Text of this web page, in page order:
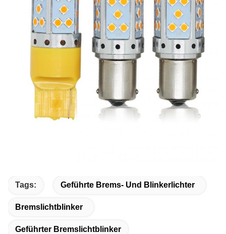
Tags: Geführte Brems- Und Blinkerlichter
Bremslichtblinker
Geführter Bremslichtblinker